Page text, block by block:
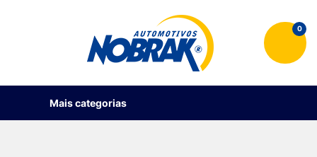
0
Mais categorias